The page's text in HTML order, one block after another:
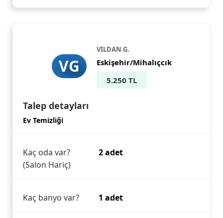
VG
VILDAN G.
Eskişehir/Mihalıçcık
5.250 TL
Talep detayları
Ev Temizliği
Kaç oda var?
(Salon Hariç)
2 adet
Kaç banyo var? 1 adet